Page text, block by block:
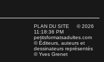
PLAN DU SITE © 2026
11:18:36 PM
petitsformatsadultes.com
© Éditeurs, auteurs et
dessinateurs représentés
© Yves Grenet